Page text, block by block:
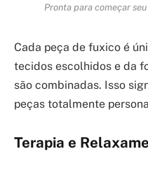
Pronta para começar
Cada peça de fuxico é
tecidos escolhidos e da
são combinadas. Isso
peças totalmente
Terapia e